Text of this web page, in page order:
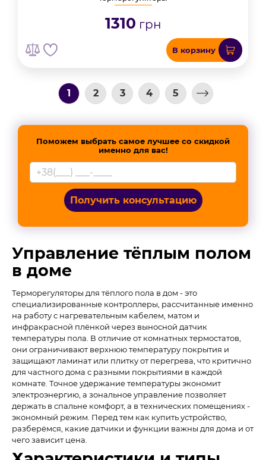
1310 грн
В корзину
1 2 3 4 5
Поможем выбрать самое лучшее со скидкой
именно для вас!
Получить консультацию
Управление тёплым полом
в доме
Терморегуляторы для тёплого пола в дом - это
специализированные контроллеры, рассчитанные именно
на работу с нагревательным кабелем, матом и
инфракрасной плёнкой через выносной датчик
температуры пола. В отличие от комнатных термостатов,
они ограничивают верхнюю температуру покрытия и
защищают ламинат или плитку от перегрева, что критично
для частного дома с разными покрытиями в каждой
комнате. Точное удержание температуры экономит
электроэнергию, а зональное управление позволяет
держать в спальне комфорт, а в технических помещениях -
экономный режим. Перед тем как купить устройство,
разберёмся, какие датчики и функции важны для дома и от
чего зависит цена.